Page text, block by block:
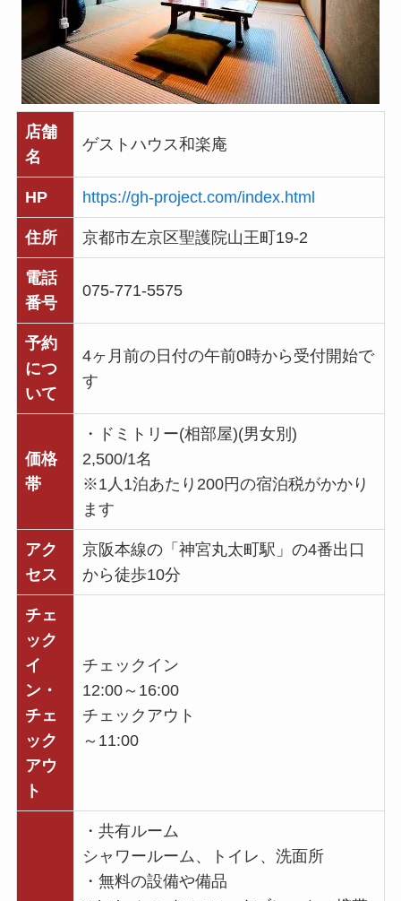
店舗
名
ゲストハウス和楽庵
HP https://gh-project.com/index.html
住所 京都市左京区聖護院山王町19-2
電話
番号
075-771-5575
予約
につ
いて
4ヶ月前の日付の午前0時から受付開始で
す
価格
帯
・ドミトリー(相部屋)(男女別)
2,500/1名
※1人1泊あたり200円の宿泊税がかかり
ます
アク
セス
京阪本線の「神宮丸太町駅」の4番出口
から徒歩10分
チェ
ック
イ
ン・
チェ
ック
アウ
ト
チェックイン
12:00～16:00
チェックアウト
～11:00
・共有ルーム
シャワールーム、トイレ、洗面所
・無料の設備や備品